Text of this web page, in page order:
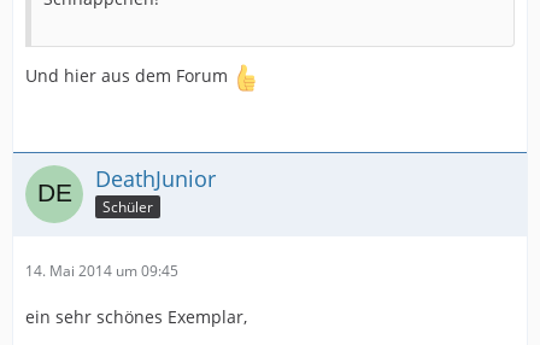
Und hier aus dem Forum
DeathJunior
Schüler
14. Mai 2014 um 09:45
ein sehr schönes Exemplar,